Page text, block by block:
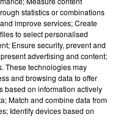
statistics or combinations
improve services; Create
to select personalised
Ensure security, prevent and
advertising and content;
These technologies may
and browsing data to offer
based on information actively
Match and combine data from
Identify devices based on